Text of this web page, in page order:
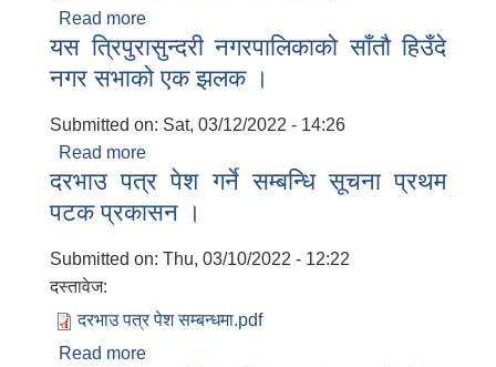
Read more
गरि पठाउने सम्बन्धी सुचना ।
यस त्रिपुरासुन्दरी नगरपालिकाको साँतौ हिउँदे
नगर सभाको एक झलक ।
Submitted on: Sat, 03/12/2022 - 14:26
Read more
नगर सभाको एक झलक ।
दरभाउ पत्र पेश गर्ने सम्बन्धि सूचना प्रथम
पटक प्रकासन ।
Submitted on: Thu, 03/10/2022 - 12:22
दस्तावेज:
दरभाउ पत्र पेश सम्बन्धमा.pdf
Read more